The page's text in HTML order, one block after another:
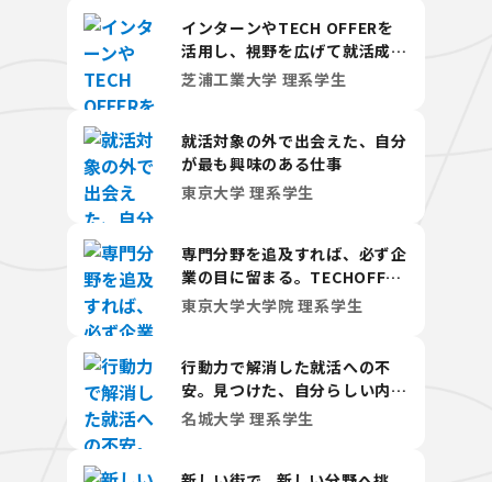
インターンやTECH OFFERを
活用し、視野を広げて就活成
功！
芝浦工業大学 理系学生
就活対象の外で出会えた、自分
が最も興味のある仕事
東京大学 理系学生
専門分野を追及すれば、必ず企
業の目に留まる。TECHOFFER
と2ヶ月間の就活。
東京大学大学院 理系学生
行動力で解消した就活への不
安。見つけた、自分らしい内定
への道。
名城大学 理系学生